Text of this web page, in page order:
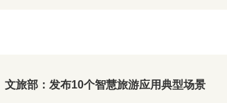
文旅部：发布10个智慧旅游应用典型场景